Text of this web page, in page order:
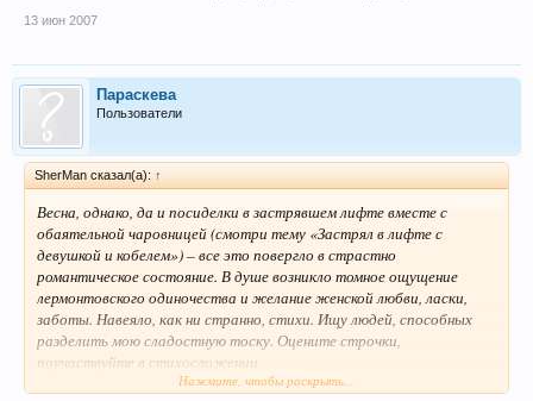
13 июн 2007
Параскева
Пользователи
SherMan сказал(а): ↑
Весна, однако, да и посиделки в застрявшем лифте вместе с
обаятельной чаровницей (смотри тему «Застрял в лифте с
девушкой и кобелем») – все это повергло в страстно
романтическое состояние. В душе возникло томное ощущение
лермонтовского одиночества и желание женской любви, ласки,
заботы. Навеяло, как ни странно, стихи. Ищу людей, способных
разделить мою сладостную тоску. Оцените строчки,
поучаствуйте в стихосложении.
Нажмите, чтобы раскрыть...